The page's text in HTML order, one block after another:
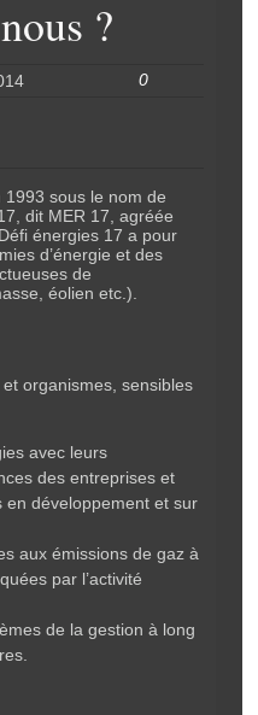
?
0
sous le nom de
dit MER 17, agréée
énergies 17 a pour
d’énergie et des
de
éolien etc.).
organismes, sensibles
avec leurs
des entreprises et
en développement et sur
aux émissions de gaz à
par l’activité
de la gestion à long